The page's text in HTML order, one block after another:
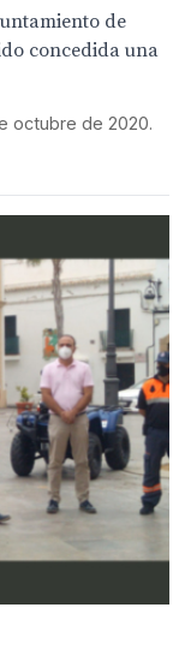
de
concedida una
octubre de 2020.